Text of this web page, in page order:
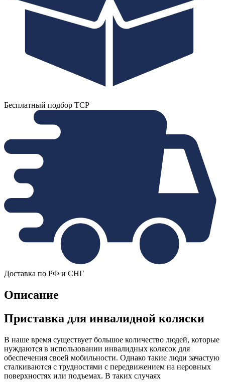
Бесплатный подбор ТСР
Доставка по РФ и СНГ
Описание
Приставка для инвалидной коляски
В наше время существует большое количество людей, которые
нуждаются в использовании инвалидных колясок для
обеспечения своей мобильности. Однако такие люди зачастую
сталкиваются с трудностями с передвижением на неровных
поверхностях или подъемах. В таких случаях